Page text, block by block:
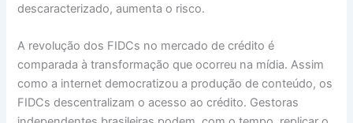
descaracterizado, aumenta o risco.
A revolução dos FIDCs no mercado de crédito é
comparada à transformação que ocorreu na mídia. Assim
como a internet democratizou a produção de conteúdo, os
FIDCs descentralizam o acesso ao crédito. Gestoras